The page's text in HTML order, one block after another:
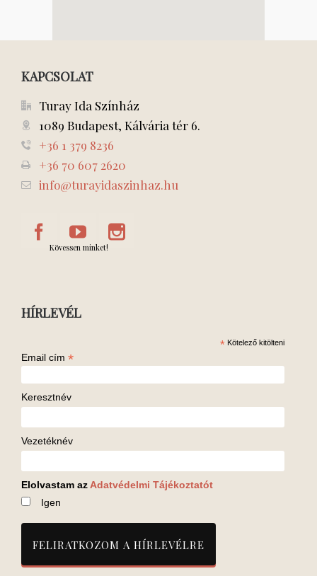
KAPCSOLAT
Turay Ida Színház
1089 Budapest, Kálvária tér 6.
+36 1 379 8236
+36 70 607 2620
info@turayidaszinhaz.hu
Kövessen minket!
HÍRLEVÉL
* Kötelező kitölteni
Email cím *
Keresztnév
Vezetéknév
Elolvastam az Adatvédelmi Tájékoztatót
Igen